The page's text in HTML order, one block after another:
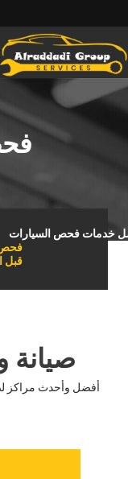
خدمات فحص السيارات
فحص
قبل
صيانة
أفضل وأحدث مراكز